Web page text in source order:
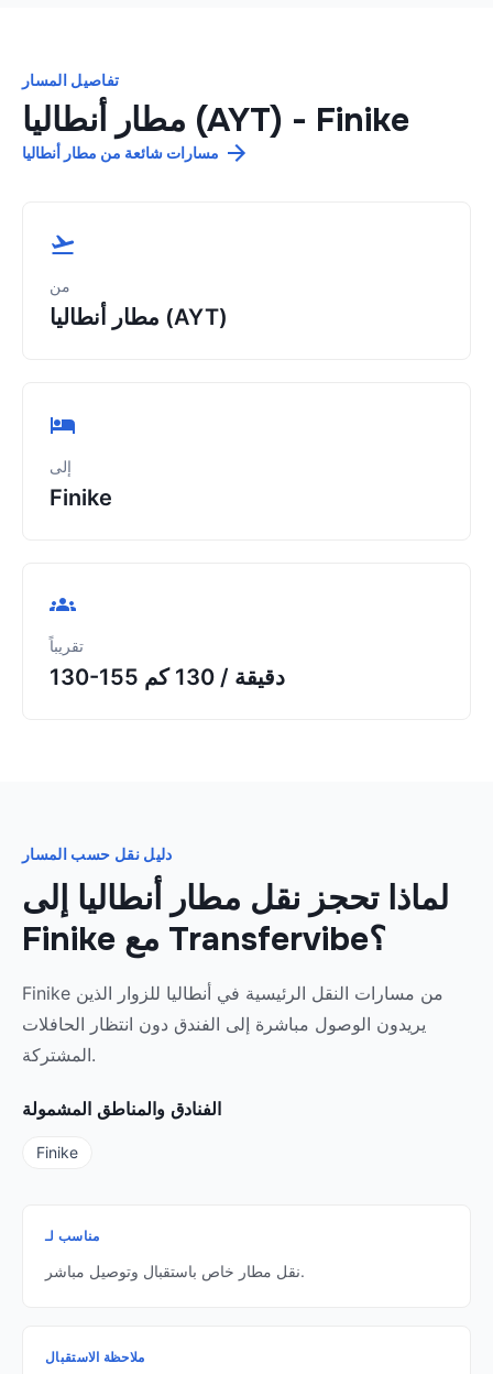
تفاصيل المسار
مطار أنطاليا (AYT) - Finike
مسارات شائعة من مطار أنطاليا
من
مطار أنطاليا (AYT)
إلى
Finike
تقريباً
130-155 دقيقة / 130 كم
دليل نقل حسب المسار
لماذا تحجز نقل مطار أنطاليا إلى
Finike مع Transfervibe؟
Finike من مسارات النقل الرئيسية في أنطاليا للزوار الذين
يريدون الوصول مباشرة إلى الفندق دون انتظار الحافلات
المشتركة.
الفنادق والمناطق المشمولة
Finike
مناسب لـ
نقل مطار خاص باستقبال وتوصيل مباشر.
ملاحظة الاستقبال